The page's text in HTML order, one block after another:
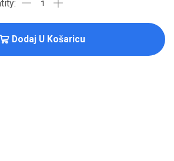
Dodaj U Košaricu